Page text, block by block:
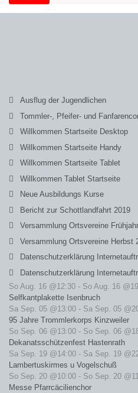
Ausflug der Jugendlichen
Tommler-, Pfeifer- und
Willkommen Startseite Desktop
Willkommen Startseite Handy
Willkommen Startseite Tablet
Willkommen Tablet Startseite
Neue Ausbildungs Kurse
Bericht zur Schottlandfahrt 2019
Versammlung Ortsvereine
Versammlung Ortsvereine Herbst
Datenschutzerklärung
Datenschutzerklärung
So Aug. 16 @12:30 - So Aug. 16
Selfkantplakette Isenbruch
Sa Sep. 05 @13:00 - Sa Sep. 05
95 Jahre Trommlerkorps Kinzweiler
So Sep. 06 @13:00 - So Sep. 06
Dekanatsschützenfest Hastenrath
Sa Sep. 19 @14:00 - Sa Sep. 19
Lambertuskirmes u Vogelschuß
So Sep. 20 @10:00 - So Sep. 20
Messe Pfarrcäcilienchor